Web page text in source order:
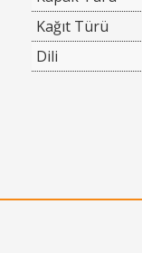
Kağıt Türü
Dili